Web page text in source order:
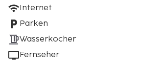
Internet
Parken
Wasserkocher
Fernseher